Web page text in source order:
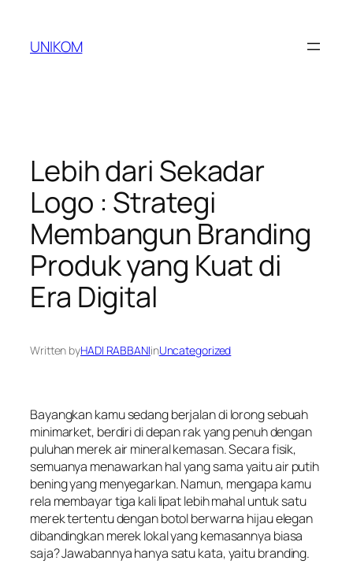
content
UNIKOM
Lebih dari Sekadar
Logo : Strategi
Membangun Branding
Produk yang Kuat di
Era Digital
Written byHADI RABBANIinUncategorized
Bayangkan kamu sedang berjalan di lorong sebuah
minimarket, berdiri di depan rak yang penuh dengan
puluhan merek air mineral kemasan. Secara fisik,
semuanya menawarkan hal yang sama yaitu air putih
bening yang menyegarkan. Namun, mengapa kamu
rela membayar tiga kali lipat lebih mahal untuk satu
merek tertentu dengan botol berwarna hijau elegan
dibandingkan merek lokal yang kemasannya biasa
saja? Jawabannya hanya satu kata, yaitubranding.